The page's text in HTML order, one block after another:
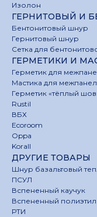
Изолон
ГЕРНИТОВЫЙ И
Бентонитовый шнур
Гернитовый шнур
Сетка для
ГЕРМЕТИКИ И
Герметик для
Мастика для
Герметик «тёплый
Rustil
ВБХ
Ecoroom
Oppa
Korall
ДРУГИЕ ТОВАРЫ
Шнур базальтовый
ПСУЛ
Вспененный каучук
Вспененный
РТИ